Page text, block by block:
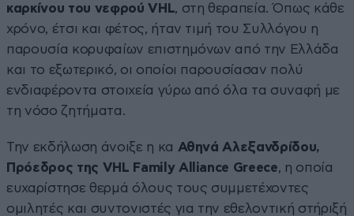
καρκίνου του νεφρού VHL, στη θεραπεία. Όπως κάθε
χρόνο, έτσι και φέτος, ήταν τιμή του Συλλόγου η
παρουσία κορυφαίων επιστημόνων από την Ελλάδα
και το εξωτερικό, οι οποίοι παρουσίασαν πολύ
ενδιαφέροντα στοιχεία γύρω από όλα τα συναφή με
τη νόσο ζητήματα.
Την εκδήλωση άνοιξε η κα Αθηνά Αλεξανδρίδου,
Πρόεδρος της VHL Family Alliance Greece, η οποία
ευχαρίστησε θερμά όλους τους συμμετέχοντες
ομιλητές και συντονιστές για την εθελοντική στήριξή